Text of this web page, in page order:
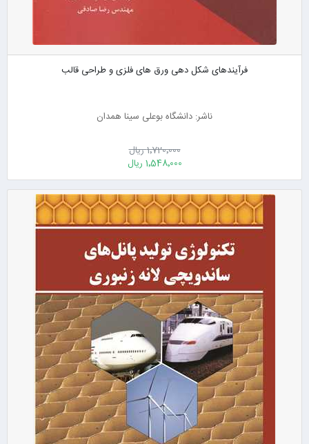
فرآیندهای شکل دهی ورق های فلزی و طراحی قالب
ناشر: دانشگاه بوعلی سینا همدان
1٬720٬000 ریال
1٬548٬000 ریال